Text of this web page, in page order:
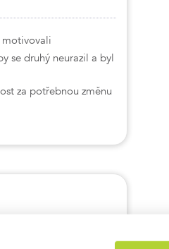
motivovali
se druhý neurazil a byl
za potřebnou změnu